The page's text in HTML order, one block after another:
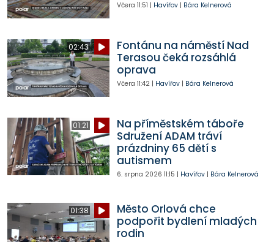
Včera 11:51 | Havířov| Bára Kelnerová
02:43
Fontánu na náměstí Nad
Terasou čeká rozsáhlá
oprava
Včera 11:42| Havířov| Bára Kelnerová
01:21
Na příměstském táboře
Sdružení ADAM tráví
prázdniny 65 dětí s
autismem
6. srpna 2026 11:15 | Havířov| Bára Kelnerová
01:38
Město Orlová chce
podpořit bydlení mladých
rodin